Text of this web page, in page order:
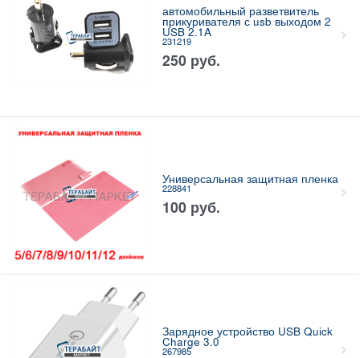
автомобильный разветвитель
прикуривателя с usb выходом 2
USB 2.1A
231219
250 руб.
Универсальная защитная пленка
228841
100 руб.
Зарядное устройство USB Quick
Charge 3.0
267985